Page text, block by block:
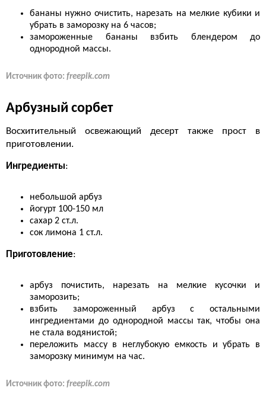
бананы нужно очистить, нарезать на мелкие кубики и
убрать в заморозку на 6 часов;
замороженные бананы взбить блендером до
однородной массы.
Источник фото: freepik.com
Арбузный сорбет
Восхитительный освежающий десерт также прост в
приготовлении.
Ингредиенты:
небольшой арбуз
йогурт 100-150 мл
сахар 2 ст.л.
сок лимона 1 ст.л.
Приготовление:
арбуз почистить, нарезать на мелкие кусочки и
заморозить;
взбить замороженный арбуз с остальными
ингредиентами до однородной массы так, чтобы она
не стала водянистой;
переложить массу в неглубокую емкость и убрать в
заморозку минимум на час.
Источник фото: freepik.com